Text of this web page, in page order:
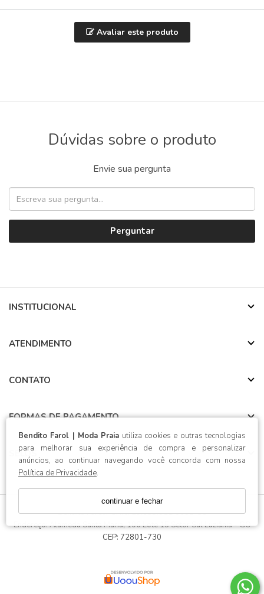
Bendito Farol | Moda Praia utiliza cookies e outras tecnologias
para melhorar sua experiência de compra e personalizar
anúncios, ao continuar navegando você concorda com nossa
Política de Privacidade.
continuar e fechar
Avaliar este produto
Dúvidas sobre o produto
Envie sua pergunta
Perguntar
INSTITUCIONAL
ATENDIMENTO
CONTATO
FORMAS DE PAGAMENTO
SELOS
Bendito Farol / CNPJ: 19.639.511/0001-86
Endereço: Alameda Santa Maria, 106 Lote 15 Setor Sul Luziânia - GO
CEP: 72801-730